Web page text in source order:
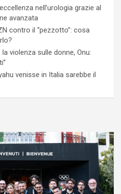
nell’urologia grazie al
avanzata
contro il “pezzotto”: cosa
violenza sulle donne, Onu:
venisse in Italia sarebbe il